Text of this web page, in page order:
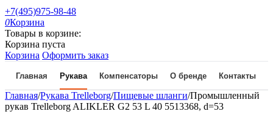
+7(495)975-98-48
0Корзина
Товары в корзине:
Корзина пуста
Корзина Оформить заказ
Главная Рукава Компенсаторы О бренде Контакты
Главная/Рукава Trelleborg/Пищевые шланги/Промышленный
рукав Trelleborg ALIKLER G2 53 L 40 5513368, d=53